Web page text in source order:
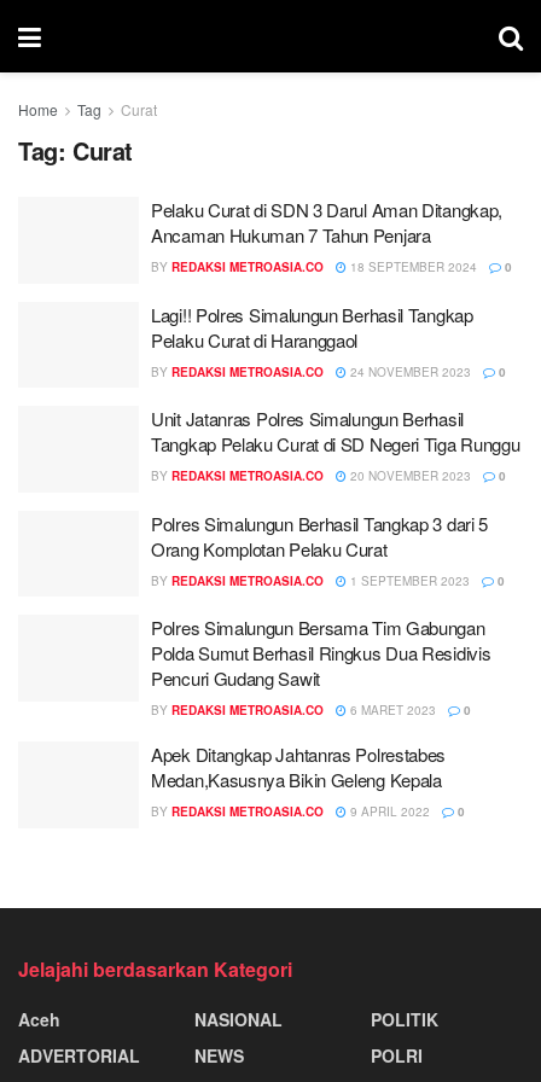
Home Tag Curat
Tag: Curat
Pelaku Curat di SDN 3 Darul Aman Ditangkap,
Ancaman Hukuman 7 Tahun Penjara
BY REDAKSI METROASIA.CO 18 SEPTEMBER 2024 0
Lagi!! Polres Simalungun Berhasil Tangkap
Pelaku Curat di Haranggaol
BY REDAKSI METROASIA.CO 24 NOVEMBER 2023 0
Unit Jatanras Polres Simalungun Berhasil
Tangkap Pelaku Curat di SD Negeri Tiga Runggu
BY REDAKSI METROASIA.CO 20 NOVEMBER 2023 0
Polres Simalungun Berhasil Tangkap 3 dari 5
Orang Komplotan Pelaku Curat
BY REDAKSI METROASIA.CO 1 SEPTEMBER 2023 0
Polres Simalungun Bersama Tim Gabungan
Polda Sumut Berhasil Ringkus Dua Residivis
Pencuri Gudang Sawit
BY REDAKSI METROASIA.CO 6 MARET 2023 0
Apek Ditangkap Jahtanras Polrestabes
Medan,Kasusnya Bikin Geleng Kepala
BY REDAKSI METROASIA.CO 9 APRIL 2022 0
Jelajahi berdasarkan Kategori
Aceh
ADVERTORIAL
NASIONAL
NEWS
POLITIK
POLRI